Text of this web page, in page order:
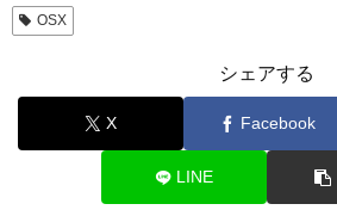
OSX
シェアする
X Facebook
LINE